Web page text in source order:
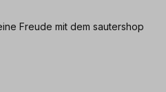
Freude mit dem sautershop